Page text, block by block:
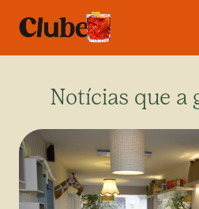
Notícias que a